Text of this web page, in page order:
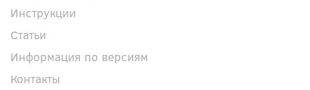
Инструкции
Статьи
Информация по версиям
Контакты